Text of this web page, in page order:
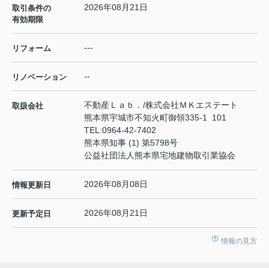
取引条件の
有効期限
2026年08月21日
リフォーム ---
リノベーション --
取扱会社
不動産Ｌａｂ．/株式会社ＭＫエステート
熊本県宇城市不知火町御領335-1 101
TEL:0964-42-7402
熊本県知事 (1) 第5798号
公益社団法人熊本県宅地建物取引業協会
情報更新日 2026年08月08日
更新予定日 2026年08月21日
情報の見方